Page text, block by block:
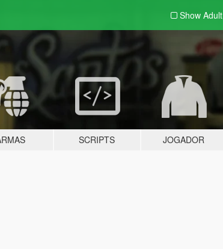
Show Adult
SCRIPTS JOGADOR